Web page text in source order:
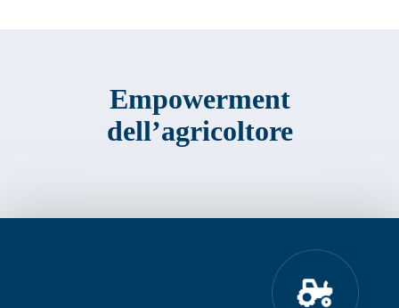
Empowerment
dell’agricoltore